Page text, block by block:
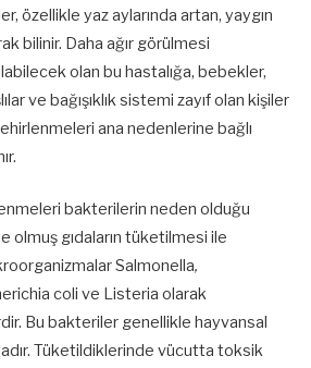
özellikle yaz aylarında artan, yaygın
bilinir. Daha ağır görülmesi
olan bu hastalığa, bebekler,
ve bağışıklık sistemi zayıf olan kişiler
ana nedenlerine bağlı
bakterilerin neden olduğu
olmuş gıdaların tüketilmesi ile
Salmonella,
coli ve Listeria olarak
Bu bakteriler genellikle hayvansal
Tüketildiklerinde vücutta toksik